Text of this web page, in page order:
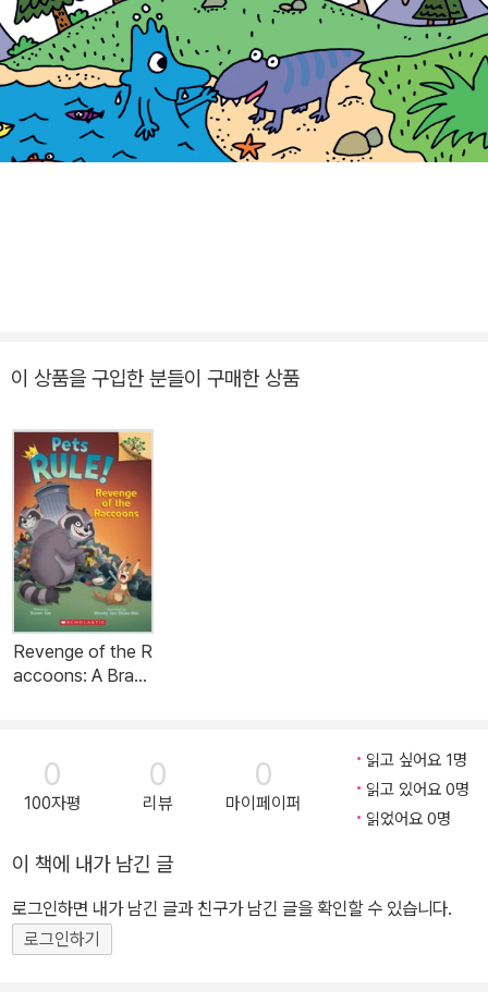
이 상품을 구입한 분들이 구매한 상품
Revenge of the R
accoons: A Branc
0
100자평
0
리뷰
0
마이페이퍼
읽고 싶어요 1명
읽고 있어요 0명
읽었어요 0명
이 책에 내가 남긴 글
로그인하면 내가 남긴 글과 친구가 남긴 글을 확인할 수 있습니다.
로그인하기